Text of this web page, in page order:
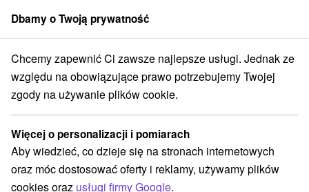
członek grupySorger
Stredné Slovensko Žilinský kraj Vysoká nad Kysucou
Chaty na prenájom Vysoká nad
Kysucou
Kategorie
Dbamy o Twoją prywatność
Chcemy zapewnić Ci zawsze najlepsze usługi. Jednak ze
względu na obowiązujące prawo potrzebujemy Twojej
zgody na używanie plików cookie.
Więcej o personalizacji i pomiarach
Aby wiedzieć, co dzieje się na stronach internetowych
oraz móc dostosować oferty i reklamy, używamy plików
cookies oraz usługi firmy Google.